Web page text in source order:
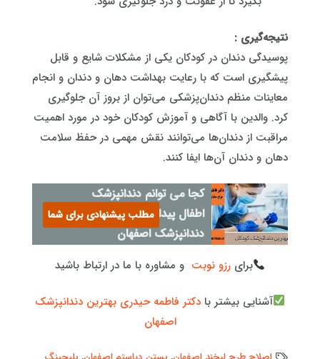
نتیجه‌گیری :
پوسیدگی دندان در کودکان یکی از مشکلات شایع و قابل
پیشگیری است که با رعایت بهداشت دهان و دندان و انجام
معاینات منظم دندان‌پزشکی می‌توان از بروز آن جلوگیری
کرد. والدین با آگاهی و آموزش کودکان خود در مورد اهمیت
مراقبت از دندان‌ها می‌توانند نقش مهمی در حفظ سلامت
دهان و دندان آن‌ها ایفا کنند.
کجا می توانم دندانپزشک
اطفال پیدا کنم؟ - جراح و
دندانپزشک اصفهان
مطلب پیشنهادی برای شما
برای رزو نوبت و مشاوره با ما در ارتباط باشید
آشنایی بیشتر بادکتر فاطمه حیدری بهترین دندانپزشک
اصفهان